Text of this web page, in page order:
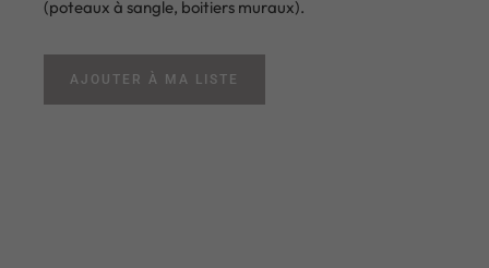
(poteaux à sangle, boitiers muraux).
AJOUTER À MA LISTE